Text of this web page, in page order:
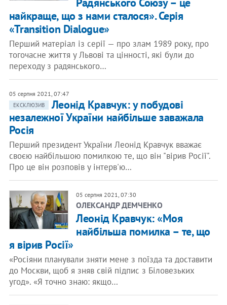
найкраще, що з нами сталося». Серія
«Transition Dialogue»
Перший матеріал із серії — про злам 1989 року, про
тогочасне життя у Львові та цінності, які були до
переходу з радянського…
05 серпня 2021, 07:47
ЕКСКЛЮЗИВ
Леонід Кравчук: у побудові
незалежної України найбільше заважала
Росія
Перший президент України Леонід Кравчук вважає
своєю найбільшою помилкою те, що він "вірив Росії".
Про це він розповів у інтерв'ю…
05 серпня 2021, 07:30
ОЛЕКСАНДР ДЕМЧЕНКО
Леонід Кравчук: «Моя
найбільша помилка – те, що
я вірив Росії»
«Росіяни планували зняти мене з поїзда та доставити
до Москви, щоб я зняв свій підпис з Біловезьких
угод». «Я точно знаю: якщо…